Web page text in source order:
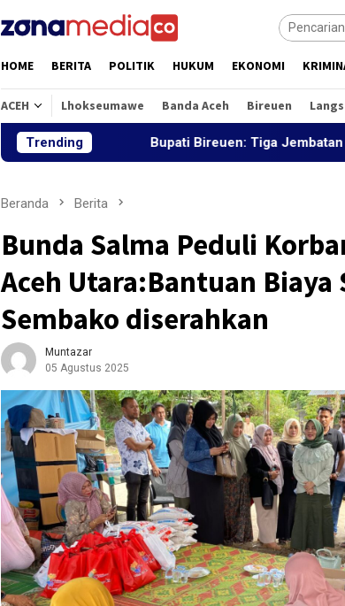
HOME BERITA POLITIK HUKUM EKONOMI
ACEH Lhokseumawe Banda Aceh Bireuen
TrendingBupati Bireuen: Tiga Jembatan
Beranda Berita
Bunda Salma Peduli
Aceh Utara:Bantuan Biaya
Sembako diserahkan
Muntazar
05 Agustus 2025